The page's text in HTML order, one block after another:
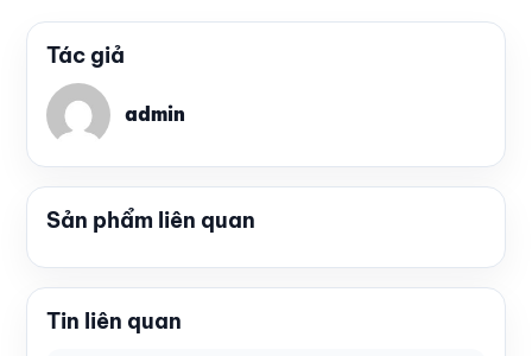
Tác giả
admin
Sản phẩm liên quan
Tin liên quan